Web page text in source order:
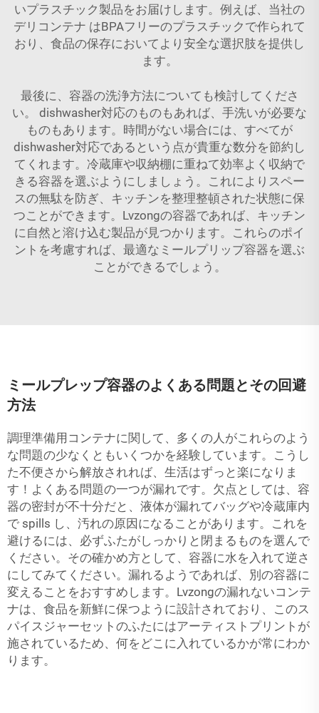
いプラスチック製品をお届けします。例えば、当社の
デリコンテナ はBPAフリーのプラスチックで作られて
おり、食品の保存においてより安全な選択肢を提供し
ます。
最後に、容器の洗浄方法についても検討してくださ
い。 dishwasher対応のものもあれば、手洗いが必要な
ものもあります。時間がない場合には、すべてが
dishwasher対応であるという点が貴重な数分を節約し
てくれます。冷蔵庫や収納棚に重ねて効率よく収納で
きる容器を選ぶようにしましょう。これによりスペー
スの無駄を防ぎ、キッチンを整理整頓された状態に保
つことができます。Lvzongの容器であれば、キッチン
に自然と溶け込む製品が見つかります。これらのポイ
ントを考慮すれば、最適なミールプリップ容器を選ぶ
ことができるでしょう。
ミールプレップ容器のよくある問題とその回避
方法
調理準備用コンテナに関して、多くの人がこれらのよう
な問題の少なくともいくつかを経験しています。こうし
た不便さから解放されれば、生活はずっと楽になりま
す！よくある問題の一つが漏れです。欠点としては、容
器の密封が不十分だと、液体が漏れてバッグや冷蔵庫内
で spills し、汚れの原因になることがあります。これを
避けるには、必ずふたがしっかりと閉まるものを選んで
ください。その確かめ方として、容器に水を入れて逆さ
にしてみてください。漏れるようであれば、別の容器に
変えることをおすすめします。Lvzongの漏れないコンテ
ナは、食品を新鮮に保つように設計されており、このス
パイスジャーセットのふたにはアーティストプリントが
施されているため、何をどこに入れているかが常にわか
ります。